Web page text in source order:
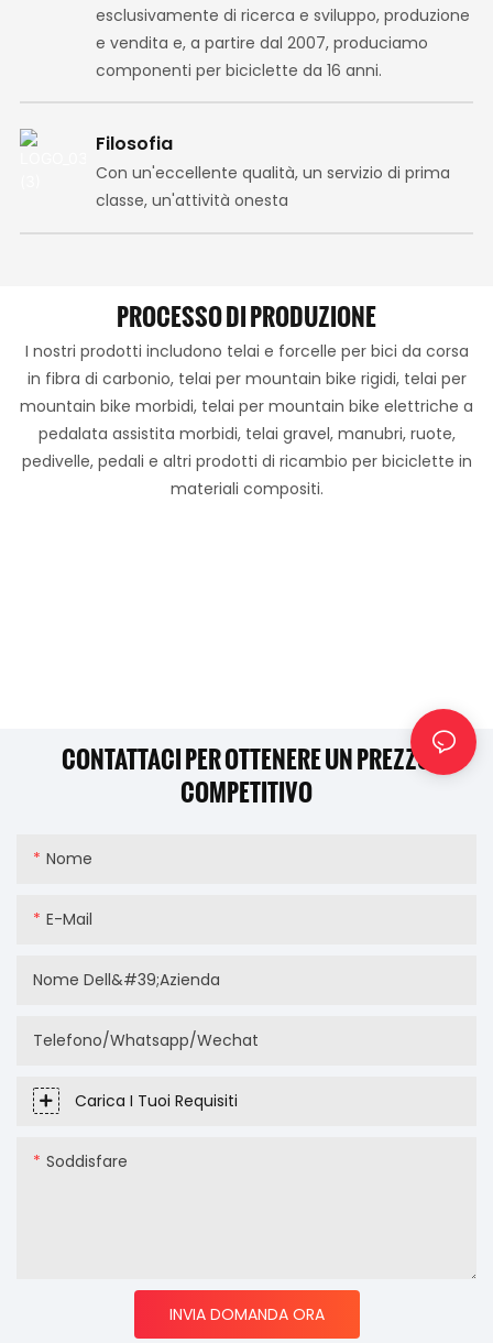
esclusivamente di ricerca e sviluppo, produzione
e vendita e, a partire dal 2007, produciamo
componenti per biciclette da 16 anni.
Filosofia
Con un'eccellente qualità, un servizio di prima
classe, un'attività onesta
PROCESSO DI PRODUZIONE
I nostri prodotti includono telai e forcelle per bici da corsa
in fibra di carbonio, telai per mountain bike rigidi, telai per
mountain bike morbidi, telai per mountain bike elettriche a
pedalata assistita morbidi, telai gravel, manubri, ruote,
pedivelle, pedali e altri prodotti di ricambio per biciclette in
materiali compositi.
CONTATTACI PER OTTENERE UN PREZZO
COMPETITIVO
Nome
E-Mail
Nome Dell&#39;azienda
Telefono/Whatsapp/Wechat
Carica I Tuoi Requisiti
Soddisfare
INVIA DOMANDA ORA